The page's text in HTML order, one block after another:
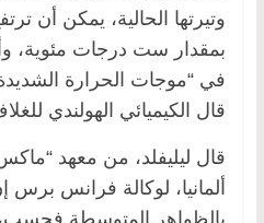
وتيرتها الحالية، يمكن أن
بمقدار ست درجات مئوية،
في “موجات الحرارة الشديدة
قال الكيميائي الهولندي
قال ليليفلد، من معهد
ألمانيا، لوكالة فرانس برس
بالظواهر المتوسطة فحسب،